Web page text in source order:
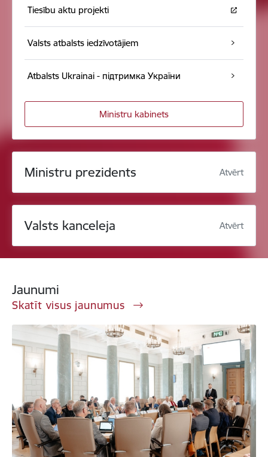
Tiesību aktu projekti
Valsts atbalsts iedzīvotājiem
Atbalsts Ukrainai - підтримка України
Ministru kabinets
Ministru prezidents Atvērt
Valsts kanceleja Atvērt
Jaunumi
Skatīt visus jaunumus